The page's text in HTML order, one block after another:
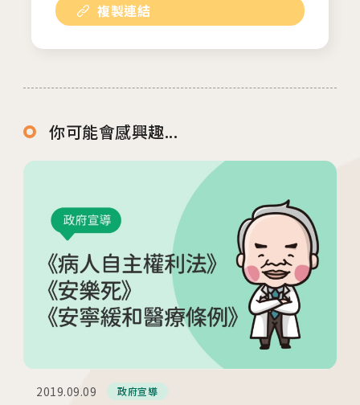
複製連結
你可能會感興趣...
2019.09.09 政府宣導